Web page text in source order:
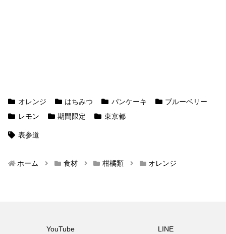
オレンジ はちみつ パンケーキ
ブルーベリー
レモン
期間限定 東京都
表参道
ホーム 食材 柑橘類 オレンジ
YouTube
LINE